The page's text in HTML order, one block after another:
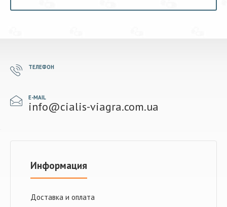
ТЕЛЕФОН
E-MAIL
info@cialis-viagra.com.ua
Информация
Доставка и оплата